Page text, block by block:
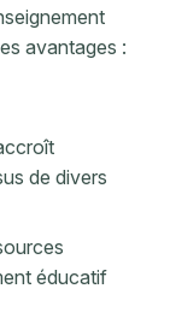
avantages :
de divers
éducatif